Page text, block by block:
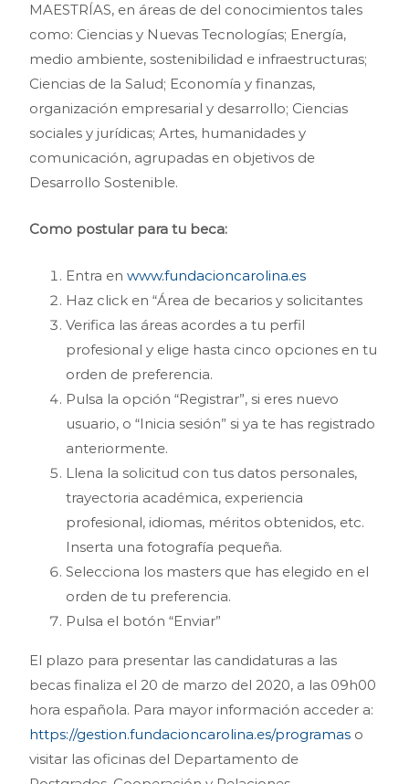
MAESTRÍAS, en áreas de del conocimientos tales
como: Ciencias y Nuevas Tecnologías; Energía,
medio ambiente, sostenibilidad e infraestructuras;
Ciencias de la Salud; Economía y finanzas,
organización empresarial y desarrollo; Ciencias
sociales y jurídicas; Artes, humanidades y
comunicación, agrupadas en objetivos de
Desarrollo Sostenible.
Como postular para tu beca:
Entra en www.fundacioncarolina.es
Haz click en “Área de becarios y solicitantes
Verifica las áreas acordes a tu perfil
profesional y elige hasta cinco opciones en tu
orden de preferencia.
Pulsa la opción “Registrar”, si eres nuevo
usuario, o “Inicia sesión” si ya te has registrado
anteriormente.
Llena la solicitud con tus datos personales,
trayectoria académica, experiencia
profesional, idiomas, méritos obtenidos, etc.
Inserta una fotografía pequeña.
Selecciona los masters que has elegido en el
orden de tu preferencia.
Pulsa el botón “Enviar”
El plazo para presentar las candidaturas a las
becas finaliza el 20 de marzo del 2020, a las 09h00
hora española. Para mayor información acceder a:
https://gestion.fundacioncarolina.es/programas o
visitar las oficinas del Departamento de